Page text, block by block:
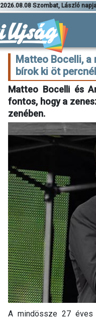
2026.08.08 Szombat, László
Matteo Bocelli, a
bírok ki öt
Matteo Bocelli és
fontos, hogy a
zenében.
A mindössze 27 éves